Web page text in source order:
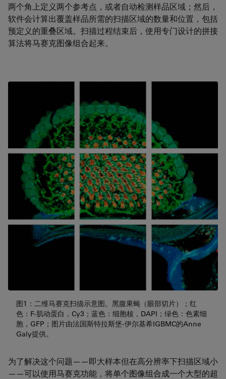
两个角上定义两个参考点，或者自动检测样品区域；然后，
软件会计算出覆盖样品所需的扫描区域的数量和位置，包括
预定义的重叠区域。扫描过程结束后，使用专门设计的拼接
算法将马赛克图像组合起来。
图1：二维马赛克扫描示意图。黑腹果蝇（眼部切片）；红
色：F-肌动蛋白，Cy3；蓝色：细胞核，DAPI；绿色：色素细
胞，GFP；图片由法国斯特拉斯堡-伊尔基希IGBMC的Anne
Galy提供。
为了解决这个问题——即大样本但在高分辨率下扫描区域小
——可以使用马赛克功能，将单个图像组合成一个大型的超